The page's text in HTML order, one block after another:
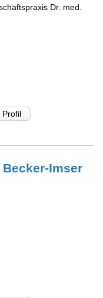
Dr. med.
Profil
Becker-Imser